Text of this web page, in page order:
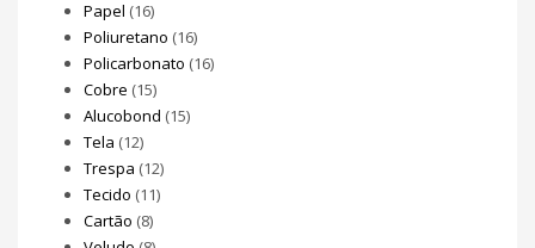
Papel (16)
Poliuretano (16)
Policarbonato (16)
Cobre (15)
Alucobond (15)
Tela (12)
Trespa (12)
Tecido (11)
Cartão (8)